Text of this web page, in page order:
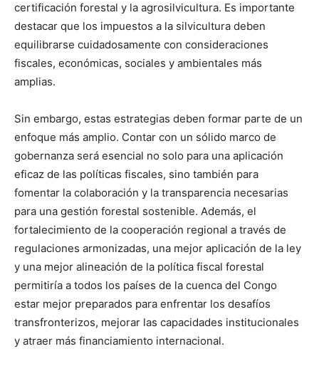
certificación forestal y la agrosilvicultura. Es importante
destacar que los impuestos a la silvicultura deben
equilibrarse cuidadosamente con consideraciones
fiscales, económicas, sociales y ambientales más
amplias.
Sin embargo, estas estrategias deben formar parte de un
enfoque más amplio. Contar con un sólido marco de
gobernanza será esencial no solo para una aplicación
eficaz de las políticas fiscales, sino también para
fomentar la colaboración y la transparencia necesarias
para una gestión forestal sostenible. Además, el
fortalecimiento de la cooperación regional a través de
regulaciones armonizadas, una mejor aplicación de la ley
y una mejor alineación de la política fiscal forestal
permitiría a todos los países de la cuenca del Congo
estar mejor preparados para enfrentar los desafíos
transfronterizos, mejorar las capacidades institucionales
y atraer más financiamiento internacional.